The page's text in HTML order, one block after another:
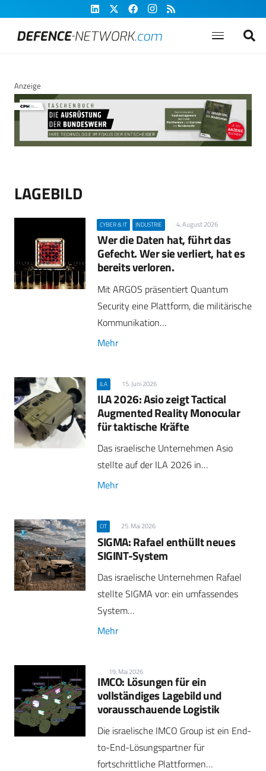
Anzeige
LAGEBILD
CYBER & IT INDUSTRIE 4. August 2026
Wer die Daten hat, führt das
Gefecht. Wer sie verliert, hat es
bereits verloren.
Mit ARGOS präsentiert Quantum
Security eine Plattform, die militärische
Kommunikation…
Mehr
ILA 15. Juni 2026
ILA 2026: Asio zeigt Tactical
Augmented Reality Monocular
für taktische Kräfte
Das israelische Unternehmen Asio
stellte auf der ILA 2026 in…
Mehr
CIT 25. Mai 2026
SIGMA: Rafael enthüllt neues
SIGINT-System
Das israelische Unternehmen Rafael
stellte SIGMA vor: ein umfassendes
System…
Mehr
19. Mai 2026
IMCO: Lösungen für ein
vollständiges Lagebild und
vorausschauende Logistik
Die israelische IMCO Group ist ein End-
to-End-Lösungspartner für
fortschrittliche Plattformen…